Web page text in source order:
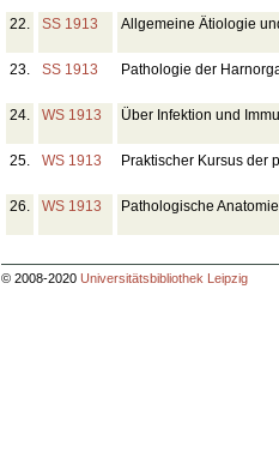
22. SS 1913 Allgemeine Ätiologie
23. SS 1913 Pathologie der
24. WS 1913 Über Infektion und
25. WS 1913 Praktischer Kursus der
26. WS 1913 Pathologische
© 2008-2020 Universitätsbibliothek Leipzig